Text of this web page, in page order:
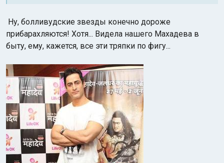
Ну, болливудские звезды конечно дороже
прибарахляются! Хотя... Видела нашего Махадева в
быту, ему, кажется, все эти тряпки по фигу...